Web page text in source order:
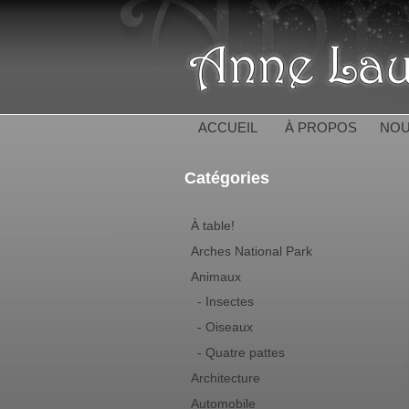
ACCUEIL À PROPOS
Catégories
À table!
Arches National Park
Animaux
- Insectes
- Oiseaux
- Quatre pattes
Architecture
Automobile